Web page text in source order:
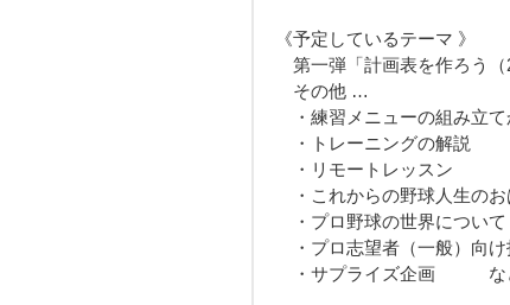
《予定しているテーマ 》
第一弾「計画表を作ろう（
その他 …
・練習メニューの組み立て
・トレーニングの解説
・リモートレッスン
・これからの野球人生のお
・プロ野球の世界について
・プロ志望者（一般）向け
・サプライズ企画　　　な